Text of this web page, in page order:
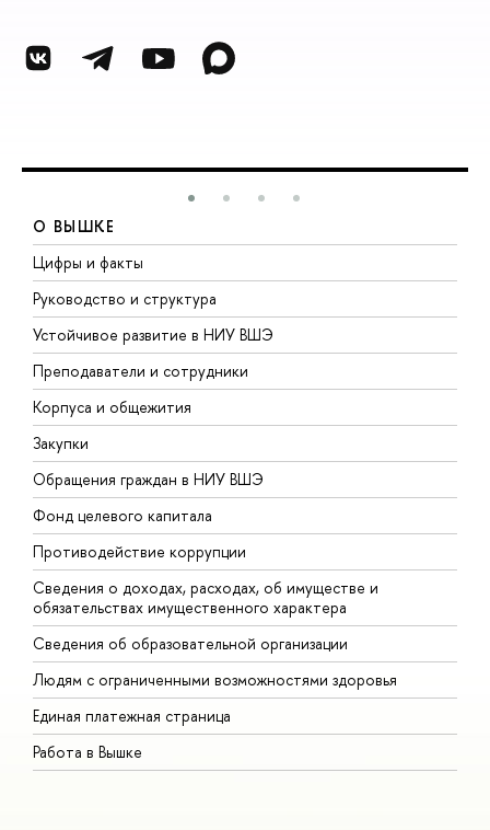
О ВЫШКЕ
Цифры и факты
Руководство и структура
Устойчивое развитие в НИУ ВШЭ
Преподаватели и сотрудники
Корпуса и общежития
Закупки
Обращения граждан в НИУ ВШЭ
Фонд целевого капитала
Противодействие коррупции
Сведения о доходах, расходах, об имуществе и
обязательствах имущественного характера
Сведения об образовательной организации
Людям с ограниченными возможностями здоровья
Единая платежная страница
Работа в Вышке